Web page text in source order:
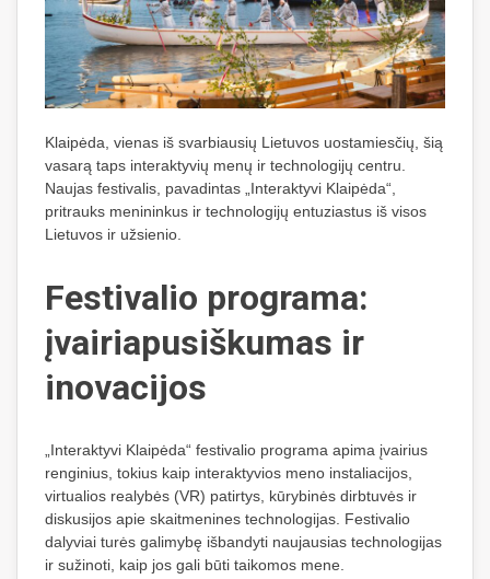
Klaipėda, vienas iš svarbiausių Lietuvos uostamiesčių, šią
vasarą taps interaktyvių menų ir technologijų centru.
Naujas festivalis, pavadintas „Interaktyvi Klaipėda“,
pritrauks menininkus ir technologijų entuziastus iš visos
Lietuvos ir užsienio.
Festivalio programa:
įvairiapusiškumas ir
inovacijos
„Interaktyvi Klaipėda“ festivalio programa apima įvairius
renginius, tokius kaip interaktyvios meno instaliacijos,
virtualios realybės (VR) patirtys, kūrybinės dirbtuvės ir
diskusijos apie skaitmenines technologijas. Festivalio
dalyviai turės galimybę išbandyti naujausias technologijas
ir sužinoti, kaip jos gali būti taikomos mene.